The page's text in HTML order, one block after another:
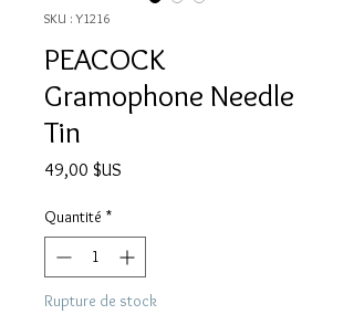
SKU : Y1216
PEACOCK
Gramophone Needle
Tin
49,00 $US
Quantité *
Rupture de stock